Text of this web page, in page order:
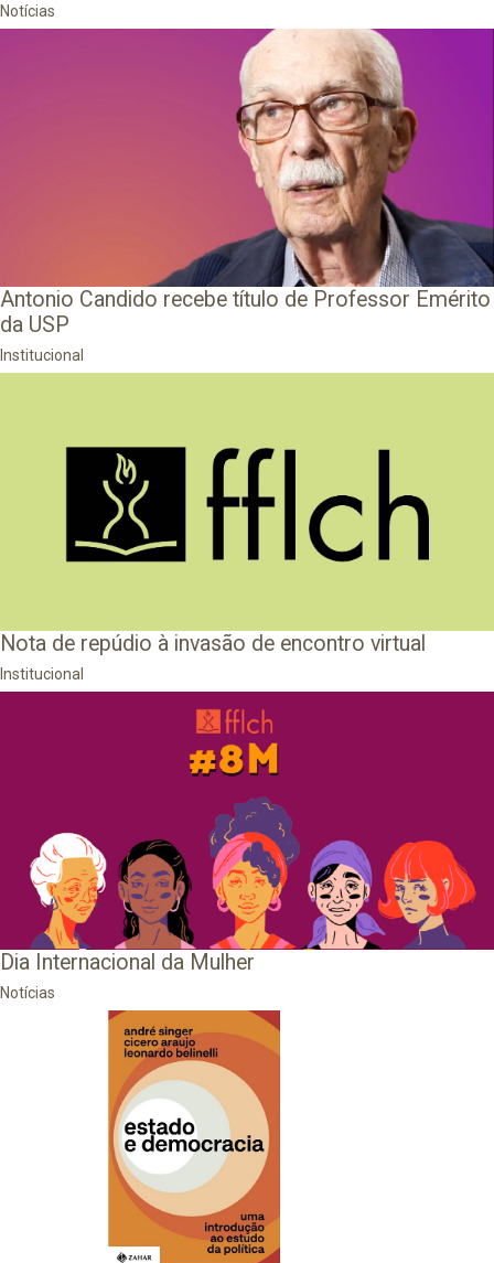
Notícias
Antonio Candido recebe título de Professor Emérito
da USP
Institucional
Nota de repúdio à invasão de encontro virtual
Institucional
Dia Internacional da Mulher
Notícias